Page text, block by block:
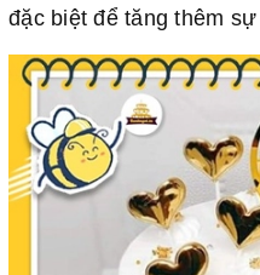
đặc biệt để tăng thêm